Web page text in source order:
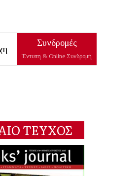
Συνδρομές
Έντυπη & Online Συνδρομή
ΤΕΥΧΟΣ